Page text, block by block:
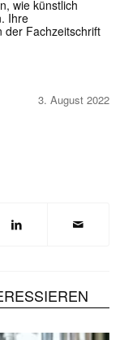
wie künstlich
Ihre
der Fachzeitschrift
3. August 2022